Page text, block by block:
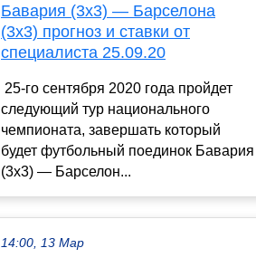
Бавария (3х3) — Барселона
(3х3) прогноз и ставки от
специалиста 25.09.20
25-го сентября 2020 года пройдет
следующий тур национального
чемпионата, завершать который
будет футбольный поединок Бавария
(3х3) — Барселон...
14:00, 13 Мар